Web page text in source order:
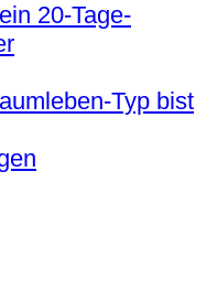
20-Tage-
Typ bist